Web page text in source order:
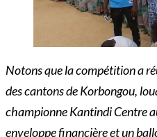
Notons que la compétition a
des cantons de Korbongou,
championne Kantindi Centre
enveloppe financière et un